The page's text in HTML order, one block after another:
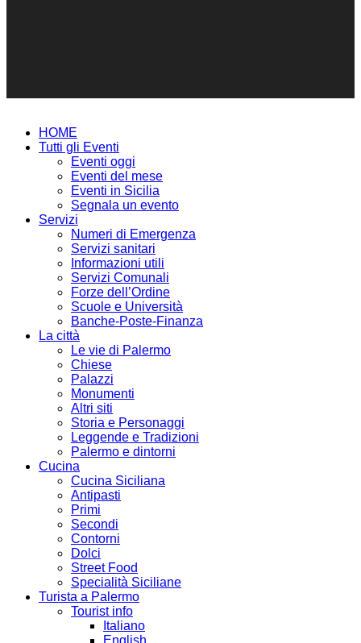
HOME
Tutti gli Eventi
Eventi oggi
Eventi del mese
Eventi in Sicilia
Segnala un evento
Servizi
Numeri di Emergenza
Servizi sanitari
Informazioni utili
Servizi Comunali
Forze dell’Ordine
Scuole e Università
Banche-Poste-Finanza
La città
Le vie di Palermo
Chiese
Palazzi
Monumenti
Altri siti
Storia e Personaggi
Leggende e Tradizioni
Palermo e dintorni
Cucina
Cucina Siciliana
Antipasti
Primi
Secondi
Contorni
Dolci
Street Food
Specialità Siciliane
Turista a Palermo
Tourist info
Italiano
English